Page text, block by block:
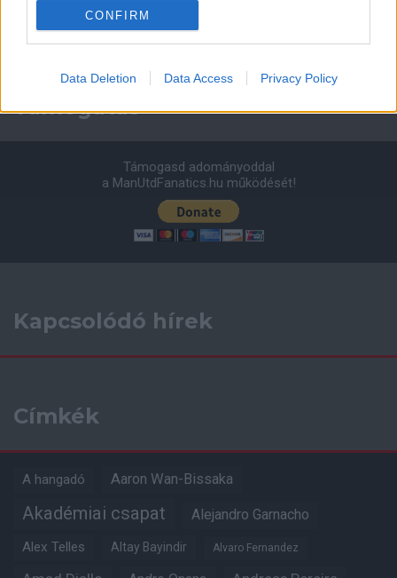
CONFIRM
Data Deletion Data Access Privacy Policy
ELŐZŐ MÉRKŐZÉSEK
Támogatás
Támogasd adományoddal
a ManUtdFanatics.hu működését!
Kapcsolódó hírek
Címkék
A hangadó Aaron Wan-Bissaka
Akadémiai csapat Alejandro Garnacho
Alex Telles Altay Bayindir Alvaro Fernandez